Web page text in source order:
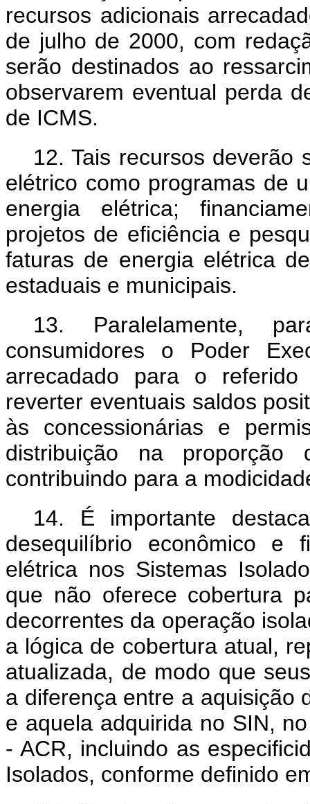
recursos adicionais
de julho de 2000, com
serão destinados ao
observarem eventual perda
de ICMS.
12. Tais recursos deverão
elétrico como programas de
energia elétrica;
projetos de eficiência e
faturas de energia elétrica
estaduais e municipais.
13. Paralelamente,
consumidores o Poder
arrecadado para o
reverter eventuais saldos
às concessionárias e
distribuição na
contribuindo para a
14. É importante
desequilíbrio econômico e
elétrica nos Sistemas
que não oferece cobertura
decorrentes da operação
a lógica de cobertura atual,
atualizada, de modo que
a diferença entre a aquisição
e aquela adquirida no SIN,
- ACR, incluindo as
Isolados, conforme definido